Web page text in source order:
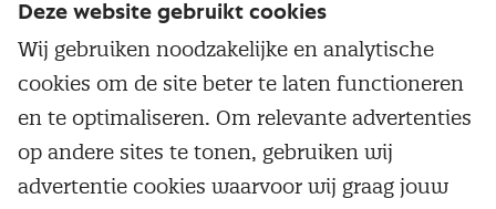
Service & contact
Over inkoop
Netwerk en communities
Aanmelden nieuwsbrief
Populaire thema's
Aanbesteden
Contractmanagement
Opleidingen en trainingen
Trainingen
Deze website gebruikt cookies
Wij gebruiken noodzakelijke en analytische
cookies om de site beter te laten functioneren
en te optimaliseren. Om relevante advertenties
op andere sites te tonen, gebruiken wij
advertentie cookies waarvoor wij graag jouw